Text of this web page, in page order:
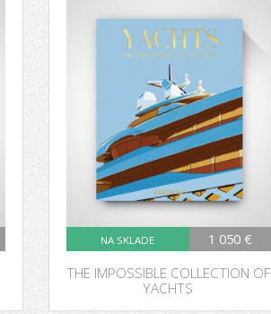
NA SKLADE 1 050 €
THE IMPOSSIBLE COLLECTION OF
YACHTS